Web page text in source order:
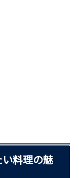
料理の魅